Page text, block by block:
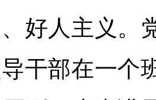
好人主义。
干部在一个